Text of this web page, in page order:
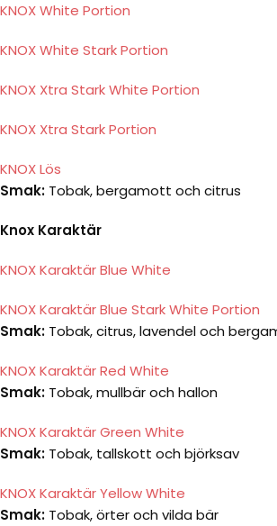
KNOX White Portion
KNOX White Stark Portion
KNOX Xtra Stark White Portion
KNOX Xtra Stark Portion
KNOX Lös
Smak: Tobak, bergamott och citrus
Knox Karaktär
KNOX Karaktär Blue White
KNOX Karaktär Blue Stark White Portion
Smak: Tobak, citrus, lavendel och
KNOX Karaktär Red White
Smak: Tobak, mullbär och hallon
KNOX Karaktär Green White
Smak: Tobak, tallskott och björksav
KNOX Karaktär Yellow White
Smak: Tobak, örter och vilda bär